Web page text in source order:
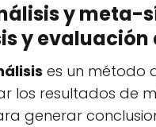
y meta-
y evaluación
es un método
los resultados de
generar